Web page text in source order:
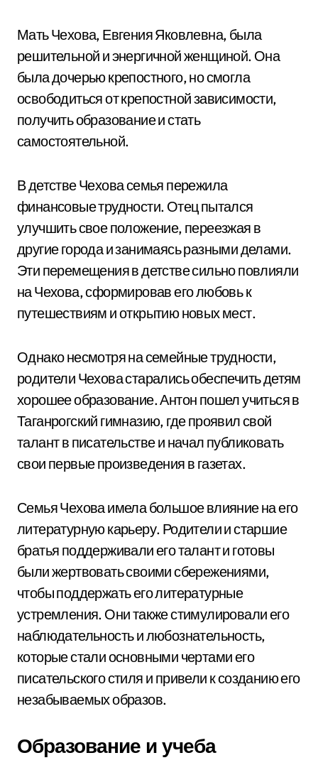
Мать Чехова, Евгения Яковлевна, была
решительной и энергичной женщиной. Она
была дочерью крепостного, но смогла
освободиться от крепостной зависимости,
получить образование и стать
самостоятельной.
В детстве Чехова семья пережила
финансовые трудности. Отец пытался
улучшить свое положение, переезжая в
другие города и занимаясь разными делами.
Эти перемещения в детстве сильно повлияли
на Чехова, сформировав его любовь к
путешествиям и открытию новых мест.
Однако несмотря на семейные трудности,
родители Чехова старались обеспечить детям
хорошее образование. Антон пошел учиться в
Таганрогский гимназию, где проявил свой
талант в писательстве и начал публиковать
свои первые произведения в газетах.
Семья Чехова имела большое влияние на его
литературную карьеру. Родители и старшие
братья поддерживали его талант и готовы
были жертвовать своими сбережениями,
чтобы поддержать его литературные
устремления. Они также стимулировали его
наблюдательность и любознательность,
которые стали основными чертами его
писательского стиля и привели к созданию его
незабываемых образов.
Образование и учеба